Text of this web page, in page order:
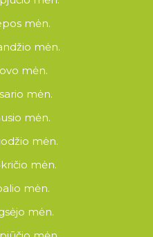
mėn.
mėn.
mėn.
mėn.
mėn.
mėn.
mėn.
mėn.
mėn.